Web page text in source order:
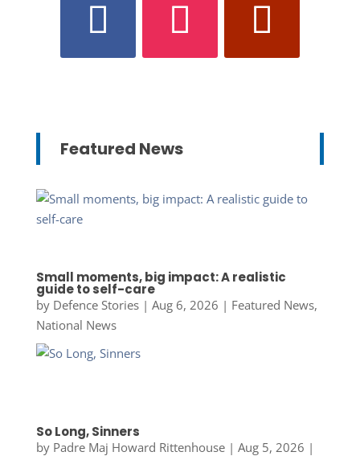
Featured News
Small moments, big impact: A realistic
guide to self-care
by Defence Stories| Aug 6, 2026 | Featured News,
National News
So Long, Sinners
by Padre Maj Howard Rittenhouse| Aug 5, 2026 |